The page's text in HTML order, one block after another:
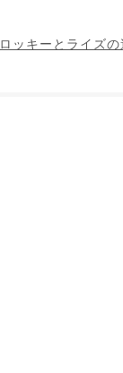
ロッキーとライズの